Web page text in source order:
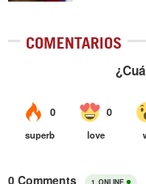
COMENTARIOS